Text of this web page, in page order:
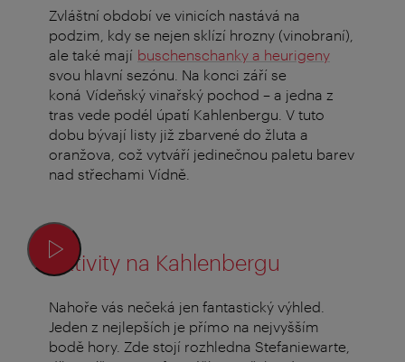
Zvláštní období ve vinicích nastává na
podzim, kdy se nejen sklízí hrozny (vinobraní),
ale také mají buschenschanky a heurigeny
svou hlavní sezónu. Na konci září se
koná Vídeňský vinařský pochod – a jedna z
tras vede podél úpatí Kahlenbergu. V tuto
dobu bývají listy již zbarvené do žluta a
oranžova, což vytváří jedinečnou paletu barev
nad střechami Vídně.
Aktivity na Kahlenbergu
Nahoře vás nečeká jen fantastický výhled.
Jeden z nejlepších je přímo na nejvyšším
bodě hory. Zde stojí rozhledna Stefaniewarte,